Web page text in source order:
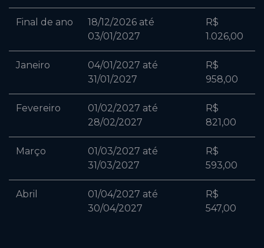
Final de ano
18/12/2026 até
03/01/2027
R$
1.026,00
Janeiro
04/01/2027 até
31/01/2027
R$
958,00
Fevereiro
01/02/2027 até
28/02/2027
R$
821,00
Março
01/03/2027 até
31/03/2027
R$
593,00
Abril
01/04/2027 até
30/04/2027
R$
547,00